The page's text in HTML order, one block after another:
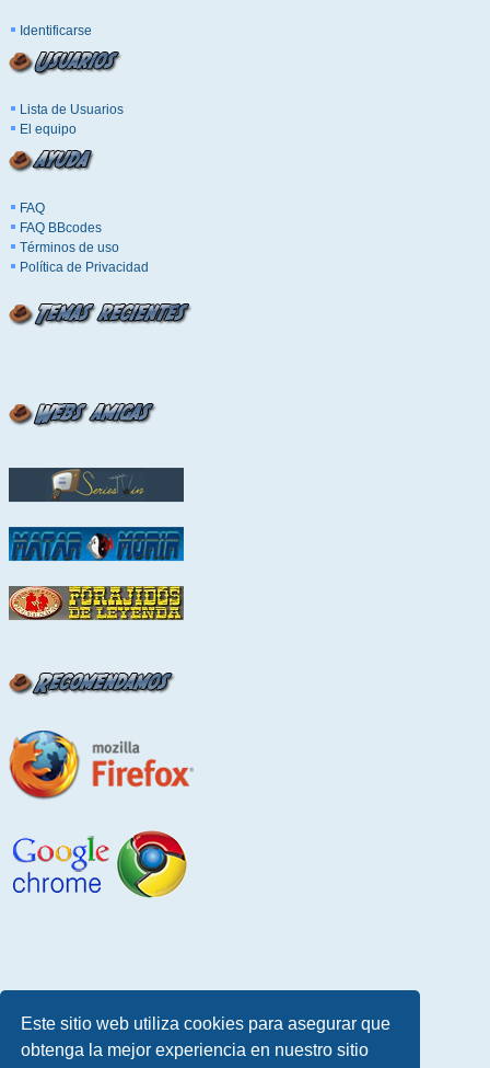
Este sitio web utiliza cookies para asegurar que
obtenga la mejor experiencia en nuestro sitio
Identificarse
Lista de Usuarios
El equipo
FAQ
FAQ BBcodes
Términos de uso
Política de Privacidad